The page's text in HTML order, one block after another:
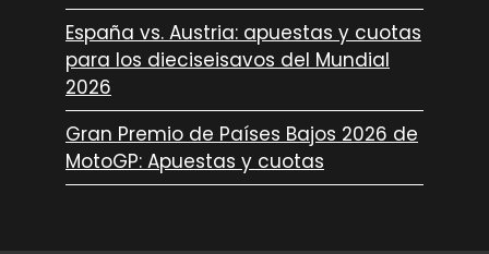
España vs. Austria: apuestas y cuotas
para los dieciseisavos del Mundial
2026
Gran Premio de Países Bajos 2026 de
MotoGP: Apuestas y cuotas